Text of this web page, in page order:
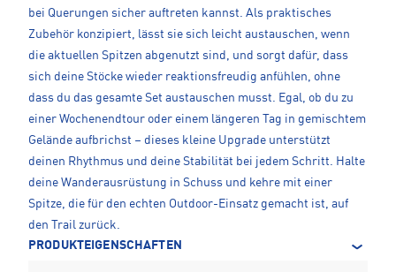
bei Querungen sicher auftreten kannst. Als praktisches
Zubehör konzipiert, lässt sie sich leicht austauschen, wenn
die aktuellen Spitzen abgenutzt sind, und sorgt dafür, dass
sich deine Stöcke wieder reaktionsfreudig anfühlen, ohne
dass du das gesamte Set austauschen musst. Egal, ob du zu
einer Wochenendtour oder einem längeren Tag in gemischtem
Gelände aufbrichst – dieses kleine Upgrade unterstützt
deinen Rhythmus und deine Stabilität bei jedem Schritt. Halte
deine Wanderausrüstung in Schuss und kehre mit einer
Spitze, die für den echten Outdoor-Einsatz gemacht ist, auf
den Trail zurück.
PRODUKTEIGENSCHAFTEN